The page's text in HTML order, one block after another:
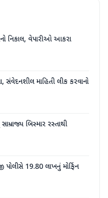
નિકાલ, વેપારીઓ આકરા
સંવેદનશીલ માહિતી લીક કરવાનો
બિસ્માર રસ્તાથી
19.80 લાખનું મોર્ફિન